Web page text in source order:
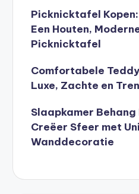
Picknicktafel
Een Houten,
Picknicktafel
Comfortabele
Luxe, Zachte en
Slaapkamer Behang
Creëer Sfeer met
Wanddecoratie